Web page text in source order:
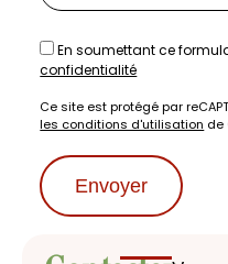
En soumettant ce
confidentialité
Ce site est protégé par
les conditions d'utilisation de